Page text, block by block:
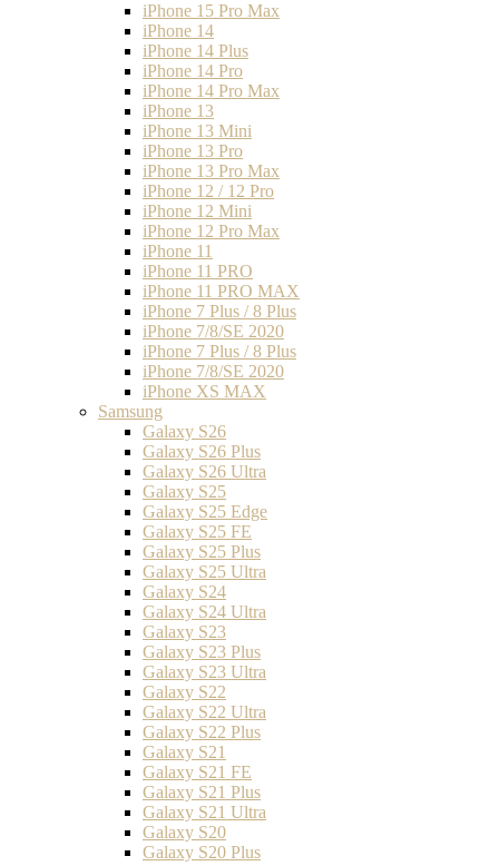
iPhone 15 Pro Max
iPhone 14
iPhone 14 Plus
iPhone 14 Pro
iPhone 14 Pro Max
iPhone 13
iPhone 13 Mini
iPhone 13 Pro
iPhone 13 Pro Max
iPhone 12 / 12 Pro
iPhone 12 Mini
iPhone 12 Pro Max
iPhone 11
iPhone 11 PRO
iPhone 11 PRO MAX
iPhone 7 Plus / 8 Plus
iPhone 7/8/SE 2020
iPhone 7 Plus / 8 Plus
iPhone 7/8/SE 2020
iPhone XS MAX
Samsung
Galaxy S26
Galaxy S26 Plus
Galaxy S26 Ultra
Galaxy S25
Galaxy S25 Edge
Galaxy S25 FE
Galaxy S25 Plus
Galaxy S25 Ultra
Galaxy S24
Galaxy S24 Ultra
Galaxy S23
Galaxy S23 Plus
Galaxy S23 Ultra
Galaxy S22
Galaxy S22 Ultra
Galaxy S22 Plus
Galaxy S21
Galaxy S21 FE
Galaxy S21 Plus
Galaxy S21 Ultra
Galaxy S20
Galaxy S20 Plus